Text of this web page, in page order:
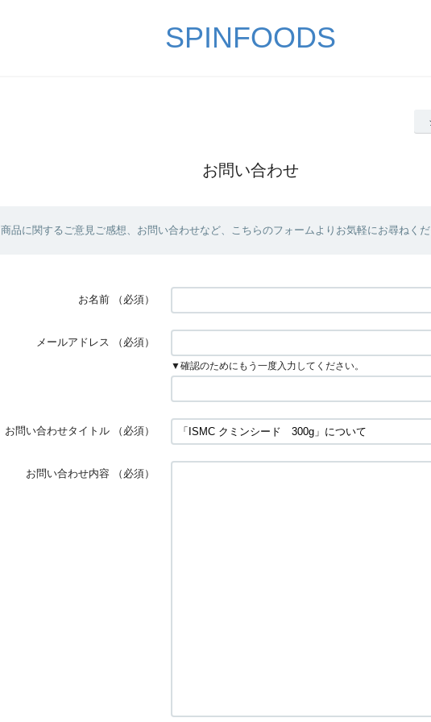
SPINFOODS
お問い合わせ
商品に関するご意見ご感想、お問い合わせなど、こちらのフォームよりお気軽にお尋ねくだ
お名前 （必須）
メールアドレス （必須）
▼確認のためにもう一度入力してください。
お問い合わせタイトル （必須）
お問い合わせ内容 （必須）